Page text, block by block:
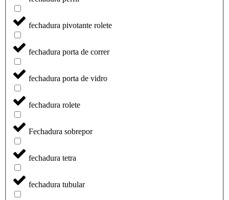
fechadura pivotante rolete
fechadura porta de correr
fechadura porta de vidro
fechadura rolete
Fechadura sobrepor
fechadura tetra
fechadura tubular